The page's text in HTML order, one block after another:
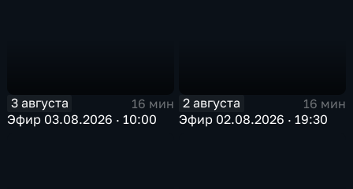
3 августа
16 мин
Эфир 03.08.2026 · 10:00
2 августа
16 мин
Эфир 02.08.2026 · 19:30